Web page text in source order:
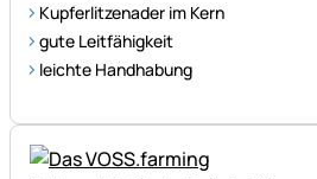
Kupferlitzenader im Kern
gute Leitfähigkeit
leichte Handhabung